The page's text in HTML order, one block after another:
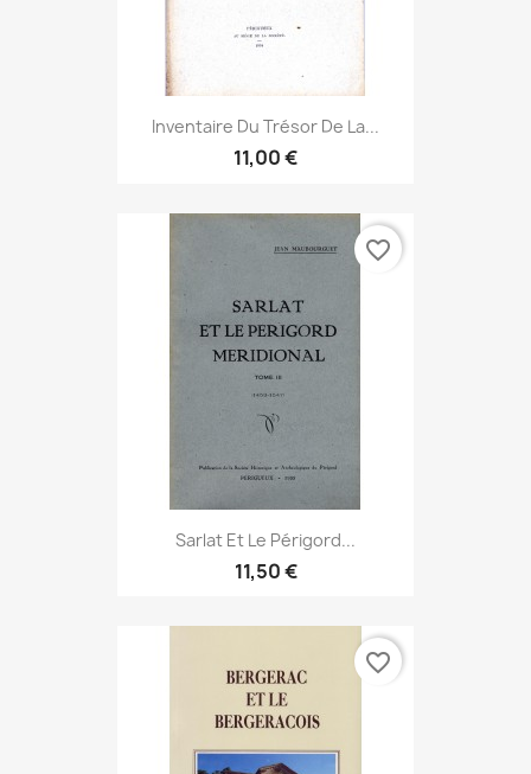
Inventaire Du Trésor De La...
11,00 €
Sarlat Et Le Périgord...
11,50 €
favorite_border
favorite_border